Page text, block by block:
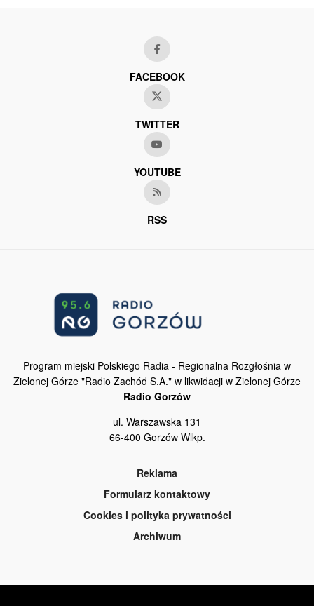
FACEBOOK
TWITTER
YOUTUBE
RSS
Program miejski Polskiego Radia - Regionalna Rozgłośnia w
Zielonej Górze "Radio Zachód S.A." w likwidacji w Zielonej Górze
Radio Gorzów
ul. Warszawska 131
66-400 Gorzów Wlkp.
Reklama
Formularz kontaktowy
Cookies i polityka prywatności
Archiwum